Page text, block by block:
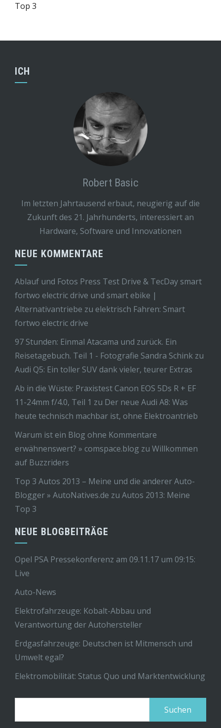
Top 3
ICH
Robert Basic
Im letzten Jahrtausend erbaut, neugierig auf die
Zukunft des 21. Jahrhunderts, interessiert an
Hardware, Software und Innovationen
NEUE KOMMENTARE
Ablauf und Fotos Press Test Drive & TecDay smart
fortwo electric drive und smart ebike |
Alternativantriebe zu elektrisch Fahren: Smart
fortwo electric drive
97 Stunden: Einmal Atacama und zurück. Ein
Reisetagebuch. Teil 1 - Fotografie Sandra Schink zu
Audi Q5: Ein toller SUV dank vieler, teurer Extras
Ab in die Wüste: Praxistest Canon EOS 5Ds R + EF
11-24mm f/4.0, Teil 1 zu Der neue Audi A8: Was
heute technisch machbar ist, ohne Elektroantrieb
Warum ist ein Blog ohne Kommentare
erwähnenswert? » comspace.blog zu Willkommen
auf Buzzriders
Top 3 Autos 2013 – Meine und die anderer Auto-
Blogger » AutoNatives.de zu Autos 2013: Meine
Top 3
NEUE BLOGBEITRÄGE
Opel PSA Pressekonferenz am 09.11.17 um 09:15:
Live
Auto-News
Elektrofahrzeuge: Kobalt-Abbau und
Verantwortung der Autohersteller
Erdgasfahrzeuge: Deutschen ist Mitmensch und
Umwelt egal?
Elektromobilität: Status Quo und Marktentwicklung